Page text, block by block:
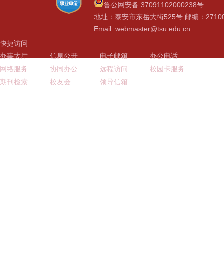
鲁公网安备 37091102000238号
地址：泰安市东岳大街525号 邮编：
Email: webmaster@tsu.edu.cn
快捷访问
办事大厅
信息公开 电子邮箱
办公电话
网络服务
协同办公 远程访问
校园卡服务
期刊检索
校友会 领导信箱